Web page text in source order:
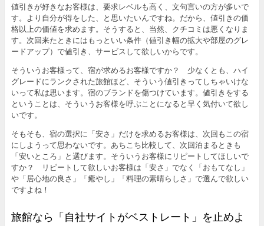
値引きが好きなお客様は、要求レベルも高く、文句言いの方が多いで
す。より自分が得をした、と思いたいんですね。だから、値引きの価
格以上の価値を求めます。そうすると、当然、クチコミは悪くなりま
す。次回来たときにはもっといい条件（値引き幅の拡大や部屋のグレ
ードアップ）で値引き、サービスして欲しいからです。
そういうお客様って、宿が求めるお客様ですか？ 少なくとも、ハイ
グレードにランクされた旅館ほど、そういう値引きってしちゃいけな
いって私は思います。宿のブランドを傷つけています。値引きをする
ということは、そういうお客様を呼ぶことになると早く気付いて欲し
いです。
そもそも、宿の選択に「安さ」だけを求めるお客様は、次回もこの宿
にしようって思わないです。あちこち比較して、次回泊まるときも
「安いところ」と選びます。そういうお客様にリピートしてほしいで
すか？ リピートして欲しいお客様は「安さ」でなく「おもてなし」
や「居心地の良さ」「癒やし」「料理の素晴らしさ」で選んで欲しい
ですよね！
旅館なら「自社サイトがベストレート」を止めよ